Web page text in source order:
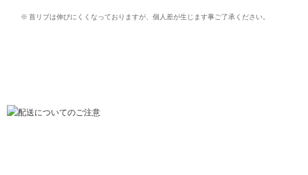
※ 首リブは伸びにくくなっておりますが、個人差が生じます事ご了承ください。